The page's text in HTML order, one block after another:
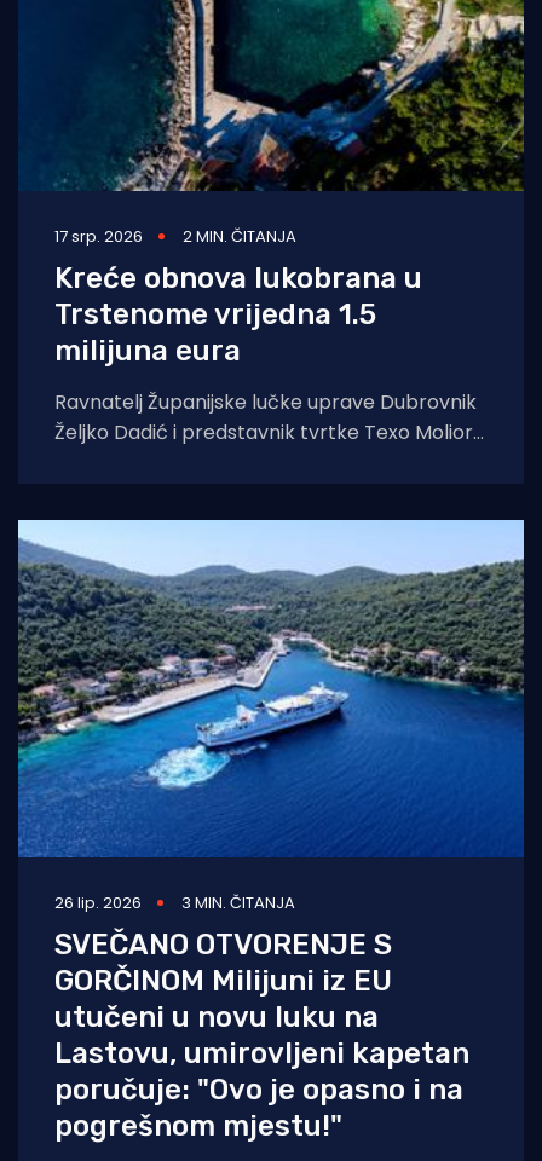
17 srp. 2026 2 MIN. ČITANJA
Kreće obnova lukobrana u
Trstenome vrijedna 1.5
milijuna eura
Ravnatelj Županijske lučke uprave Dubrovnik
Željko Dadić i predstavnik tvrtke Texo Molior
26 lip. 2026 3 MIN. ČITANJA
SVEČANO OTVORENJE S
GORČINOM Milijuni iz EU
utučeni u novu luku na
Lastovu, umirovljeni kapetan
poručuje: "Ovo je opasno i na
pogrešnom mjestu!"